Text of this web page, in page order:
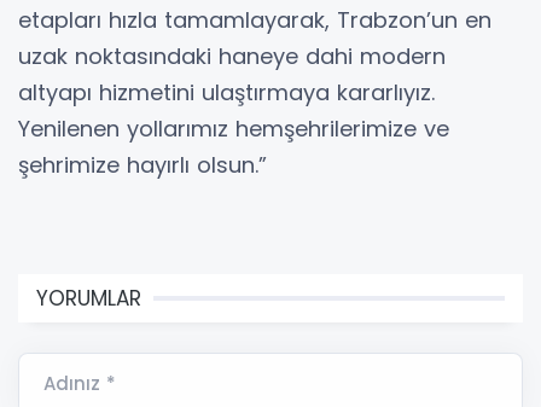
etapları hızla tamamlayarak, Trabzon’un en
uzak noktasındaki haneye dahi modern
altyapı hizmetini ulaştırmaya kararlıyız.
Yenilenen yollarımız hemşehrilerimize ve
şehrimize hayırlı olsun.”
YORUMLAR
Adınız *